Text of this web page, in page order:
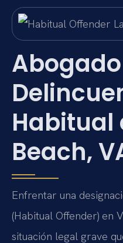
Habitual
Beach,
Enfrentar una
(Habitual Offender) en
situación legal grave